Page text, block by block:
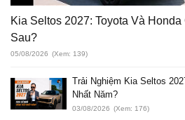
Kia Seltos 2027: Toyota Và
Sau?
05/08/2026 (Xem: 139)
Trải Nghiệm Kia Seltos
Nhất Năm?
03/08/2026 (Xem: 176)